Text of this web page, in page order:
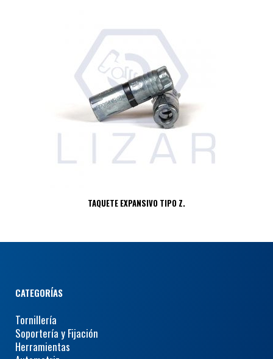
TAQUETE EXPANSIVO TIPO Z.
CATEGORÍAS
Tornillería
Soportería y Fijación
Herramientas